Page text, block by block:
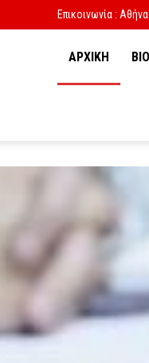
Επικοινωνία :
ΑΡΧΙΚΗ